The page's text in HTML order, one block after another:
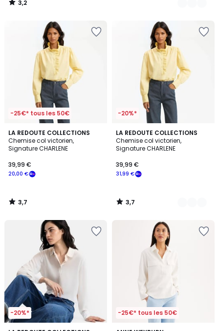
3,2
/
-25€* tous les 50€
LA REDOUTE COLLECTIONS
Chemise col victorien,
Signature CHARLENE
20,00 €
39,99 €
3,7
/ 5
3,7
/
-20%*
LA REDOUTE COLLECTIONS
Chemise col victorien,
Signature CHARLENE
31,99 €
39,99 €
3,7
/ 5
2
Couleurs
3,7
/
-20%* -25€* tous les 50€